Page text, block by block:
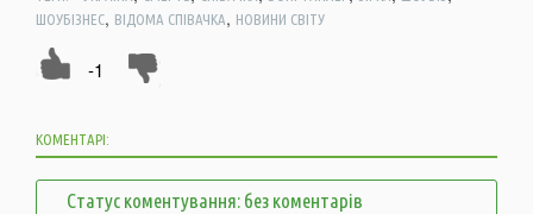
ШОУБІЗНЕС, ВІДОМА СПІВАЧКА, НОВИНИ СВІТУ
-1
КОМЕНТАРІ:
Статус коментування: без коментарів